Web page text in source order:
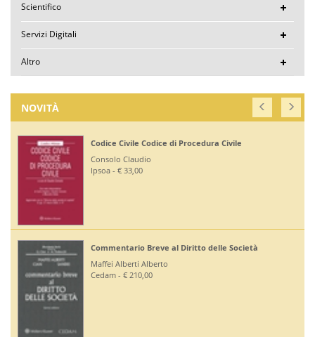
Scientifico
Servizi Digitali
Altro
NOVITÀ
Codice Civile Codice di Procedura Civile
Consolo Claudio
Ipsoa - € 33,00
Commentario Breve al Diritto delle Società
Maffei Alberti Alberto
Cedam - € 210,00